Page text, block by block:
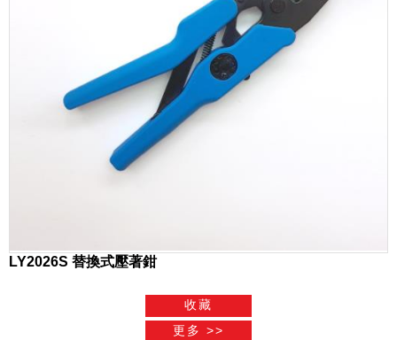
LY2026S 替換式壓著鉗